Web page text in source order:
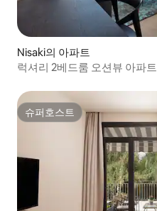
Nisaki의 아파트
럭셔리 2베드룸 오션뷰 아파트
슈퍼호스트
슈퍼호스트